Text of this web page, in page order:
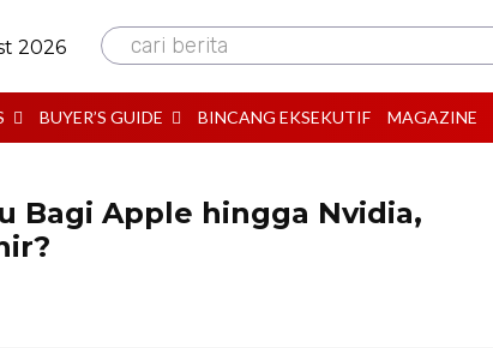
2026 cari berita
BUYER’S GUIDE BINCANG EKSEKUTIF MAGAZINE
Bagi Apple hingga Nvidia,